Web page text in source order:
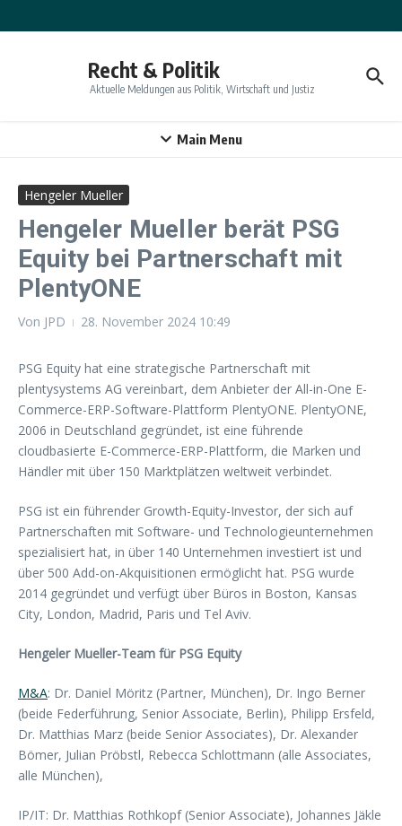
Recht & Politik
Aktuelle Meldungen aus Politik, Wirtschaft und Justiz
Main Menu
Hengeler Mueller
Hengeler Mueller berät PSG
Equity bei Partnerschaft mit
PlentyONE
Von JPD 28. November 2024 10:49
PSG Equity hat eine strategische Partnerschaft mit
plentysystems AG vereinbart, dem Anbieter der All-in-One E-
Commerce-ERP-Software-Plattform PlentyONE. PlentyONE,
2006 in Deutschland gegründet, ist eine führende
cloudbasierte E-Commerce-ERP-Plattform, die Marken und
Händler mit über 150 Marktplätzen weltweit verbindet.
PSG ist ein führender Growth-Equity-Investor, der sich auf
Partnerschaften mit Software- und Technologieunternehmen
spezialisiert hat, in über 140 Unternehmen investiert ist und
über 500 Add-on-Akquisitionen ermöglicht hat. PSG wurde
2014 gegründet und verfügt über Büros in Boston, Kansas
City, London, Madrid, Paris und Tel Aviv.
Hengeler Mueller-Team für PSG Equity
M&A: Dr. Daniel Möritz (Partner, München), Dr. Ingo Berner
(beide Federführung, Senior Associate, Berlin), Philipp Ersfeld,
Dr. Matthias Marz (beide Senior Associates), Dr. Alexander
Bömer, Julian Pröbstl, Rebecca Schlottmann (alle Associates,
alle München),
IP/IT: Dr. Matthias Rothkopf (Senior Associate), Johannes Jäkle